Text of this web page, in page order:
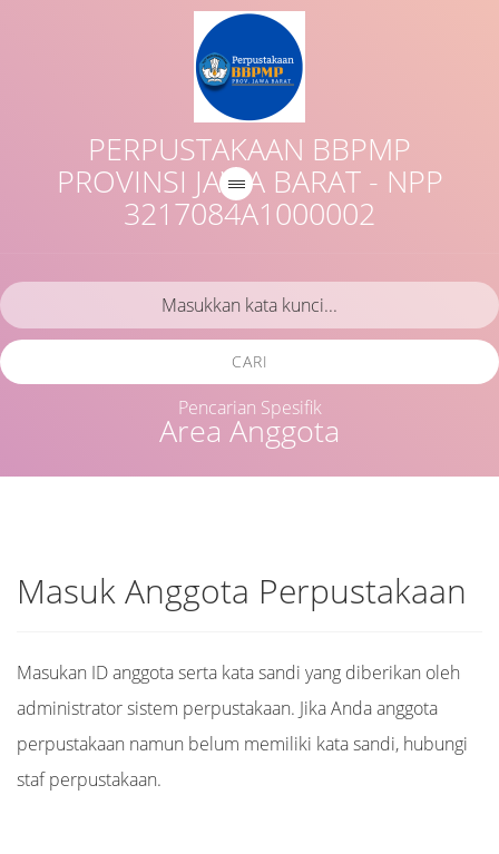
PERPUSTAKAAN BBPMP
PROVINSI JAWA BARAT - NPP
3217084A1000002
Area Anggota
CARI
Pencarian Spesifik
Masuk Anggota Perpustakaan
Masukan ID anggota serta kata sandi yang diberikan oleh
administrator sistem perpustakaan. Jika Anda anggota
perpustakaan namun belum memiliki kata sandi, hubungi
staf perpustakaan.